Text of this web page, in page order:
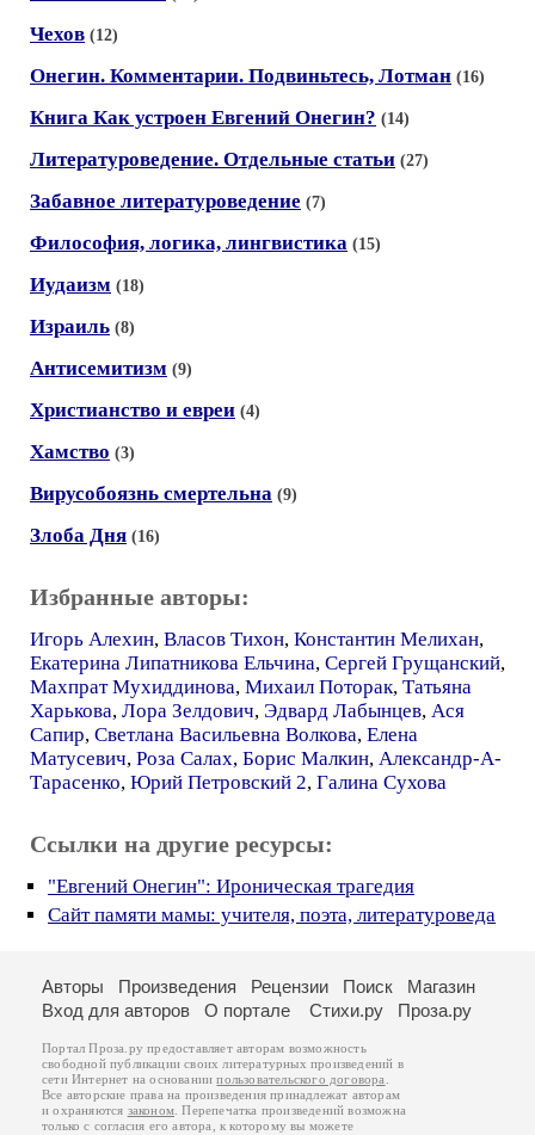
Чехов (12)
Онегин. Комментарии. Подвиньтесь, Лотман (16)
Книга Как устроен Евгений Онегин? (14)
Литературоведение. Отдельные статьи (27)
Забавное литературоведение (7)
Философия, логика, лингвистика (15)
Иудаизм (18)
Израиль (8)
Антисемитизм (9)
Христианство и евреи (4)
Хамство (3)
Вирусобоязнь смертельна (9)
Злоба Дня (16)
Избранные авторы:
Игорь Алехин, Власов Тихон, Константин Мелихан,
Екатерина Липатникова Ельчина, Сергей Грущанский,
Махпрат Мухиддинова, Михаил Поторак, Татьяна
Харькова, Лора Зелдович, Эдвард Лабынцев, Ася
Сапир, Светлана Васильевна Волкова, Елена
Матусевич, Роза Салах, Борис Малкин, Александр-А-
Тарасенко, Юрий Петровский 2, Галина Сухова
Ссылки на другие ресурсы:
"Евгений Онегин": Ироническая трагедия
Сайт памяти мамы: учителя, поэта, литературоведа
Авторы Произведения Рецензии Поиск
Магазин
Вход для авторов
О портале Стихи.ру Проза.ру
Портал Проза.ру предоставляет авторам возможность
свободной публикации своих литературных произведений в
сети Интернет на основаниипользовательского договора.
Все авторские права на произведения принадлежат авторам
и охраняются законом. Перепечатка произведений возможна
только с согласия его автора, к которому вы можете